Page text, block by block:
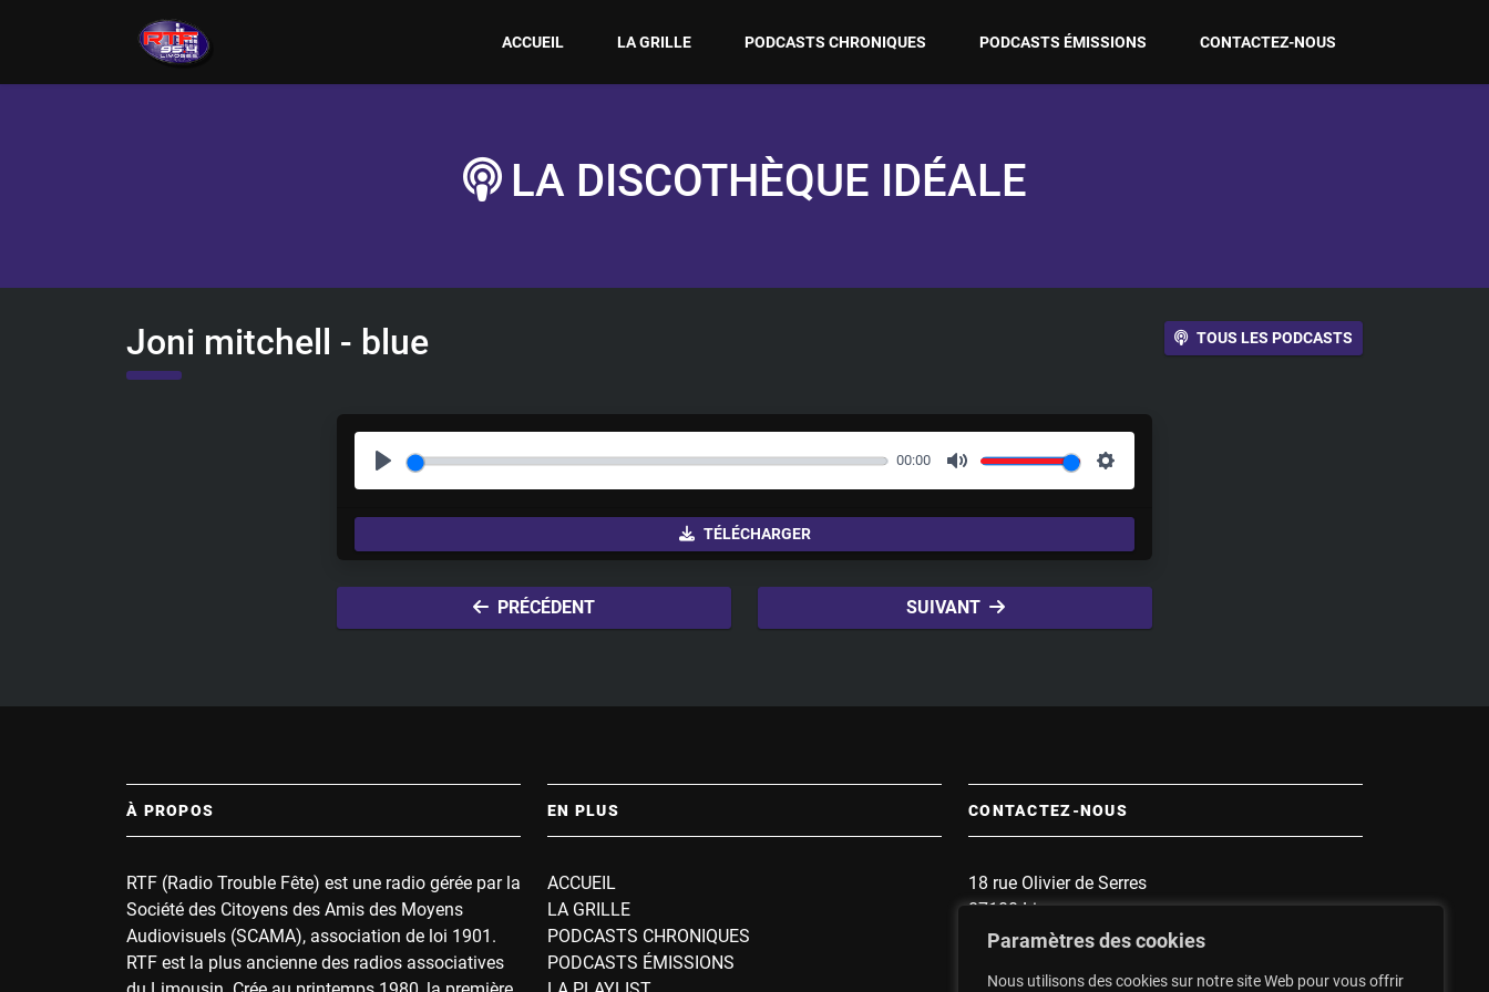
Paramètres des cookies
Nous utilisons des cookies sur notre site Web pour vous offrir
ACCUEIL LA GRILLE PODCASTS CHRONIQUES PODCASTS ÉMISSIONS CONTACTEZ-NOUS
LA DISCOTHÈQUE IDÉALE
Joni mitchell - blue TOUS LES PODCASTS
P
l
00:00
M
u
S
e
n
TÉLÉCHARGER
PRÉCÉDENT SUIVANT
À PROPOS
RTF (Radio Trouble Fête) est une radio gérée par la
Société des Citoyens des Amis des Moyens
Audiovisuels (SCAMA), association de loi 1901.
RTF est la plus ancienne des radios associatives
EN PLUS
ACCUEIL
LA GRILLE
PODCASTS CHRONIQUES
PODCASTS ÉMISSIONS
CONTACTEZ-NOUS
18 rue Olivier de Serres
87100 Limoges
BP :1135